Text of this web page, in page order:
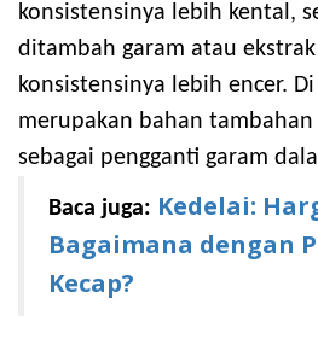
konsistensinya lebih kental,
ditambah garam atau
konsistensinya lebih encer.
merupakan bahan tambahan
sebagai pengganti garam
Baca juga: Kedelai:
Bagaimana dengan
Kecap?